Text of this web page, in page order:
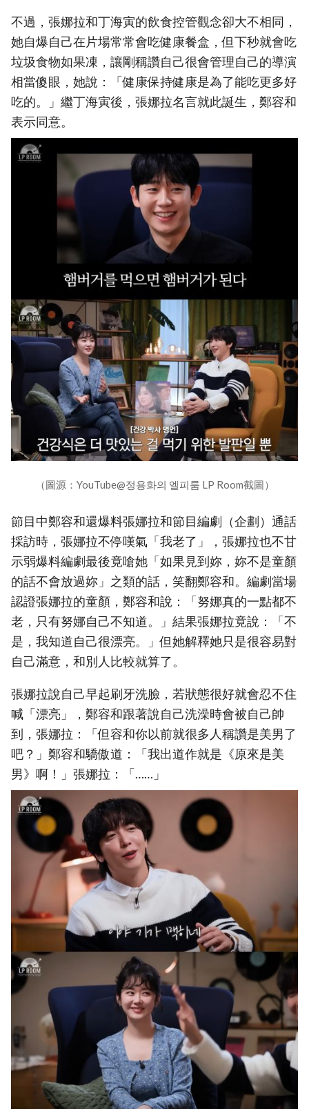
不過，張娜拉和丁海寅的飲食控管觀念卻大不相同，
她自爆自己在片場常常會吃健康餐盒，但下秒就會吃
垃圾食物如果凍，讓剛稱讚自己很會管理自己的導演
相當傻眼，她說：「健康保持健康是為了能吃更多好
吃的。」繼丁海寅後，張娜拉名言就此誕生，鄭容和
表示同意。
（圖源：YouTube@정용화의 엘피룸 LP Room截圖）
節目中鄭容和還爆料張娜拉和節目編劇（企劃）通話
採訪時，張娜拉不停嘆氣「我老了」，張娜拉也不甘
示弱爆料編劇最後竟嗆她「如果見到妳，妳不是童顏
的話不會放過妳」之類的話，笑翻鄭容和。編劇當場
認證張娜拉的童顏，鄭容和說：「努娜真的一點都不
老，只有努娜自己不知道。」結果張娜拉竟說：「不
是，我知道自己很漂亮。」但她解釋她只是很容易對
自己滿意，和別人比較就算了。
張娜拉說自己早起刷牙洗臉，若狀態很好就會忍不住
喊「漂亮」，鄭容和跟著說自己洗澡時會被自己帥
到，張娜拉：「但容和你以前就很多人稱讚是美男了
吧？」鄭容和驕傲道：「我出道作就是《原來是美
男》啊！」張娜拉：「……」